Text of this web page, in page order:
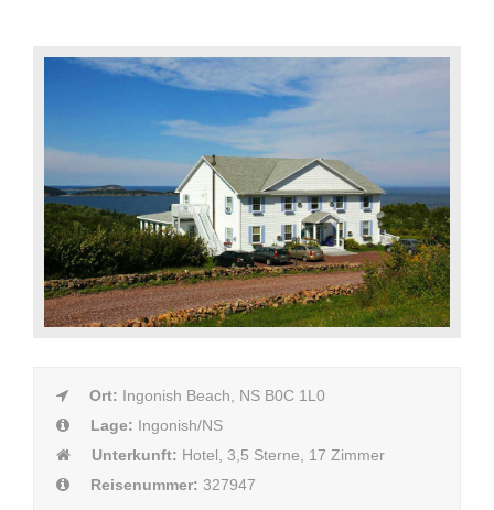
Ort: Ingonish Beach, NS B0C 1L0
Lage: Ingonish/NS
Unterkunft: Hotel, 3,5 Sterne, 17 Zimmer
Reisenummer: 327947